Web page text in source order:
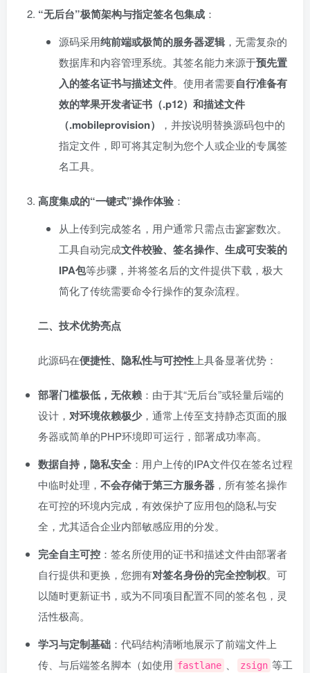
“无后台”极简架构与指定签名包集成 ：
源码采用纯前端或极简的服务器逻辑，无需复杂的
数据库和内容管理系统。其签名能力来源于预先置
入的签名证书与描述文件。使用者需要自行准备有
效的苹果开发者证书（.p12）和描述文件
（.mobileprovision）
，并按说明替换源码包中的
指定文件，即可将其定制为您个人或企业的专属签
名工具。
高度集成的“一键式”操作体验：
从上传到完成签名，用户通常只需点击寥寥数次。
工具自动完成文件校验、签名操作、生成可安装的
IPA包等步骤，并将签名后的文件提供下载，极大
简化了传统需要命令行操作的复杂流程。
二、技术优势亮点
此源码在便捷性、隐私性与可控性 上具备显著优势：
部署门槛极低，无依赖 ：由于其“无后台”或轻量后端的
设计， 对环境依赖极少，通常上传至支持静态页面的服
务器或简单的PHP环境即可运行，部署成功率高。
数据自持，隐私安全 ：用户上传的IPA文件仅在签名过程
中临时处理， 不会存储于第三方服务器 ，所有签名操作
在可控的环境内完成，有效保护了应用包的隐私与安
全，尤其适合企业内部敏感应用的分发。
完全自主可控 ：签名所使用的证书和描述文件由部署者
自行提供和更换，您拥有对签名身份的完全控制权。可
以随时更新证书，或为不同项目配置不同的签名包，灵
活性极高。
学习与定制基础 ：代码结构清晰地展示了前端文件上
传、与后端签名脚本（如使用 fastlane zsign 等工